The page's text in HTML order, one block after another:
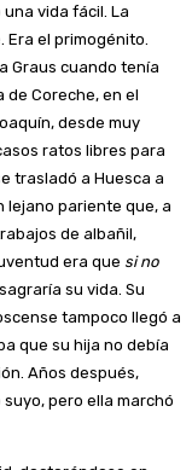
vida fácil. La
el primogénito.
Graus cuando tenía
de Coreche, en el
desde muy
ratos libres para
trasladó a Huesca a
lejano pariente que, a
de albañil,
era que si no
su vida. Su
tampoco llegó a
que su hija no debía
Años después,
pero ella marchó